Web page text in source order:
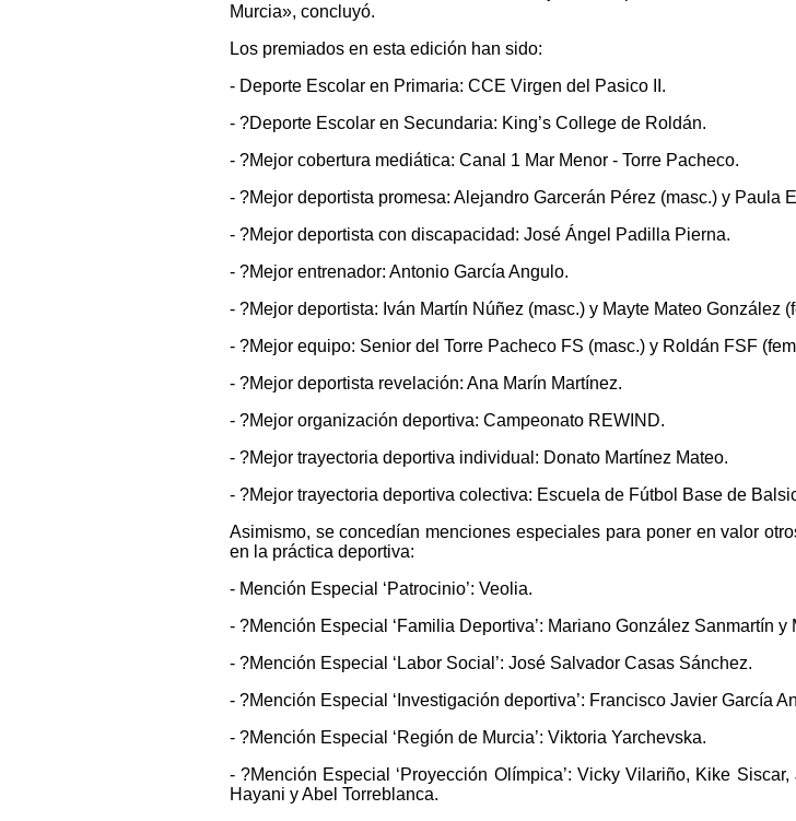
Murcia», concluyó.
Los premiados en esta edición han sido:
- Deporte Escolar en Primaria: CCE Virgen del Pasico II.
- ?Deporte Escolar en Secundaria: King’s College de Roldán.
- ?Mejor cobertura mediática: Canal 1 Mar Menor - Torre Pacheco.
- ?Mejor deportista promesa: Alejandro Garcerán Pérez (masc.) y Paula
- ?Mejor deportista con discapacidad: José Ángel Padilla Pierna.
- ?Mejor entrenador: Antonio García Angulo.
- ?Mejor deportista: Iván Martín Núñez (masc.) y Mayte Mateo González
- ?Mejor equipo: Senior del Torre Pacheco FS (masc.) y Roldán FSF
- ?Mejor deportista revelación: Ana Marín Martínez.
- ?Mejor organización deportiva: Campeonato REWIND.
- ?Mejor trayectoria deportiva individual: Donato Martínez Mateo.
- ?Mejor trayectoria deportiva colectiva: Escuela de Fútbol Base de
Asimismo, se concedían menciones especiales para poner en valor
en la práctica deportiva:
- Mención Especial ‘Patrocinio’: Veolia.
- ?Mención Especial ‘Familia Deportiva’: Mariano González Sanmartín
- ?Mención Especial ‘Labor Social’: José Salvador Casas Sánchez.
- ?Mención Especial ‘Investigación deportiva’: Francisco Javier García
- ?Mención Especial ‘Región de Murcia’: Viktoria Yarchevska.
- ?Mención Especial ‘Proyección Olímpica’: Vicky Vilariño, Kike
Hayani y Abel Torreblanca.